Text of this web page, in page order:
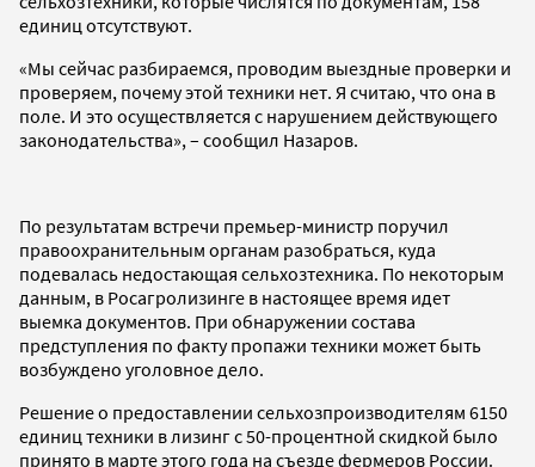
единиц отсутствуют.
«Мы сейчас разбираемся, проводим выездные проверки и
проверяем, почему этой техники нет. Я считаю, что она в
поле. И это осуществляется с нарушением действующего
законодательства», – сообщил Назаров.
По результатам встречи премьер-министр поручил
правоохранительным органам разобраться, куда
подевалась недостающая сельхозтехника. По некоторым
данным, в Росагролизинге в настоящее время идет
выемка документов. При обнаружении состава
предступления по факту пропажи техники может быть
возбуждено уголовное дело.
Решение о предоставлении сельхозпроизводителям 6150
единиц техники в лизинг с 50-процентной скидкой было
принято в марте этого года на съезде фермеров России.